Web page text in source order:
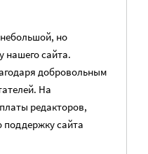
но
нашего сайта.
добровольным
На
редакторов,
поддержку сайта